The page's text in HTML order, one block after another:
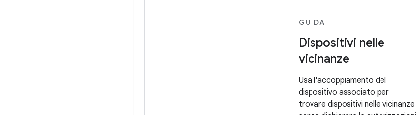
GUIDA
Dispositivi nelle
vicinanze
Usa l'accoppiamento del
dispositivo associato per
trovare dispositivi nelle vicinanze